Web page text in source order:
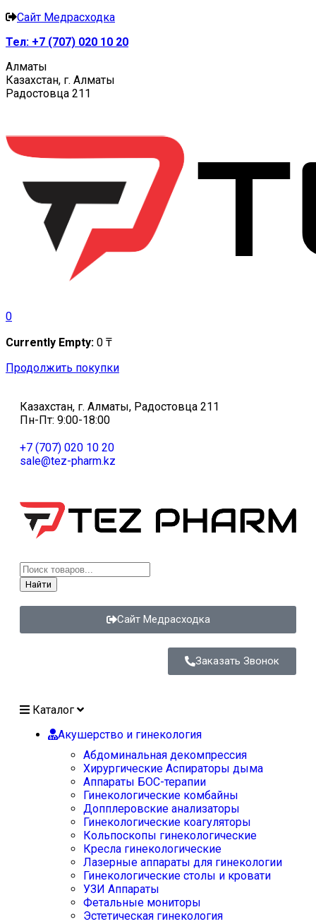
Сайт Медрасходка
Тел: +7 (707) 020 10 20
Алматы
Казахстан, г. Алматы
Радостовца 211
0
Currently Empty: 0 ₸
Продолжить покупки
Казахстан, г. Алматы, Радостовца 211
Пн-Пт: 9:00-18:00
+7 (707) 020 10 20
sale@tez-pharm.kz
Найти
Сайт Медрасходка
Заказать Звонок
Каталог
Акушерство и гинекология
Абдоминальная декомпрессия
Хирургические Аспираторы дыма
Аппараты БОС-терапии
Гинекологические комбайны
Допплеровские анализаторы
Гинекологические коагуляторы
Кольпоскопы гинекологические
Кресла гинекологические
Лазерные аппараты для гинекологии
Гинекологические столы и кровати
УЗИ Аппараты
Фетальные мониторы
Эстетическая гинекология